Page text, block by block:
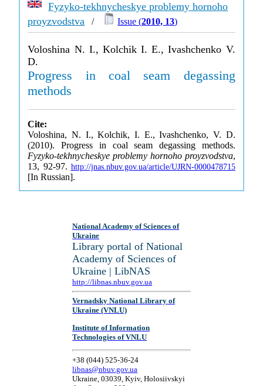
Fyzyko-tekhnycheskye problemy hornoho
proyzvodstva / Issue (2010, 13)
Voloshina N. I., Kolchik I. E., Ivashchenko V.
D.
Progress in coal seam degassing
methods
Cite:
Voloshina, N. I., Kolchik, I. E., Ivashchenko, V. D.
(2010). Progress in coal seam degassing methods.
Fyzyko-tekhnycheskye problemy hornoho proyzvodstva,
13, 92-97. http://jnas.nbuv.gov.ua/article/UJRN-0000478715
[In Russian].
National Academy of Sciences of
Ukraine
Library portal of National
Academy of Sciences of
Ukraine | LibNAS
http://libnas.nbuv.gov.ua
Vernadsky National Library of
Ukraine (VNLU)
Institute of Information
Technologies of VNLU
+38 (044) 525-36-24
libnas@nbuv.gov.ua
Ukraine, 03039, Kyiv, Holosiivskyi